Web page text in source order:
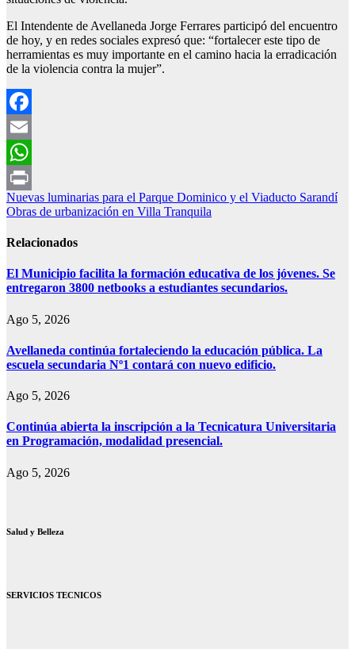
El Intendente de Avellaneda Jorge Ferrares participó del encuentro
de hoy, y en redes sociales expresó que: “fortalecer este tipo de
herramientas es muy importante en el camino hacia la erradicación
de la violencia contra la mujer”.
Facebook
Email
WhatsApp
Print
Navegación
de
entradas
Nuevas luminarias para el Parque Dominico y el Viaducto Sarandí
Obras de urbanización en Villa Tranquila
Relacionados
El Municipio facilita la formación educativa de los jóvenes. Se
entregaron 3800 netbooks a estudiantes secundarios.
Ago 5, 2026
Avellaneda continúa fortaleciendo la educación pública. La
escuela secundaria Nº1 contará con nuevo edificio.
Ago 5, 2026
Continúa abierta la inscripción a la Tecnicatura Universitaria
en Programación, modalidad presencial.
Ago 5, 2026
Salud y Belleza
SERVICIOS TECNICOS